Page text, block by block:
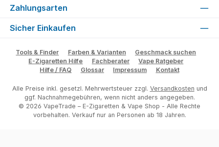
Zahlungsarten
Sicher Einkaufen
Tools & Finder Farben & Varianten
Geschmack suchen
E-Zigaretten Hilfe
Fachberater
Vape Ratgeber
Hilfe / FAQ
Glossar Impressum Kontakt
Alle Preise inkl. gesetzl. Mehrwertsteuer zzgl. Versandkosten und
ggf. Nachnahmegebühren, wenn nicht anders angegeben.
© 2026 VapeTrade – E-Zigaretten & Vape Shop - Alle Rechte
vorbehalten. Verkauf nur an Personen ab 18 Jahren.